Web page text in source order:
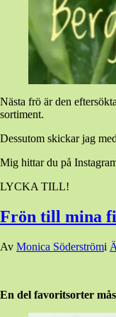
Nästa frö är den eftersökta
sortiment.
Dessutom skickar jag
Mig hittar du på
LYCKA TILL!
Frön till mina
Den
februari,
Av Monica Söderströmi
En del favoritsorter